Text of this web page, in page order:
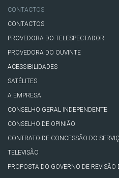
CONTACTOS
CONTACTOS
PROVEDORA DO TELESPECTADOR
PROVEDORA DO OUVINTE
ACESSIBILIDADES
SATÉLITES
A EMPRESA
CONSELHO GERAL INDEPENDENTE
CONSELHO DE OPINIÃO
CONTRATO DE CONCESSÃO DO
TELEVISÃO
PROPOSTA DO GOVERNO DE REVISÃO